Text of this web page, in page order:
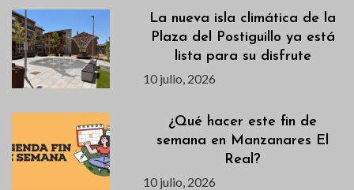
La nueva isla climática de la
Plaza del Postiguillo ya está
lista para su disfrute
10 julio, 2026
¿Qué hacer este fin de
semana en Manzanares El
Real?
10 julio, 2026